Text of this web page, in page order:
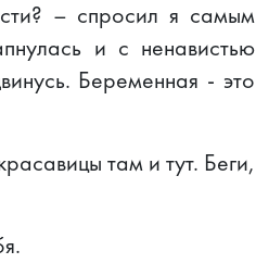
– спросил я самым
и с ненавистью
Беременная - это
там и тут. Беги,